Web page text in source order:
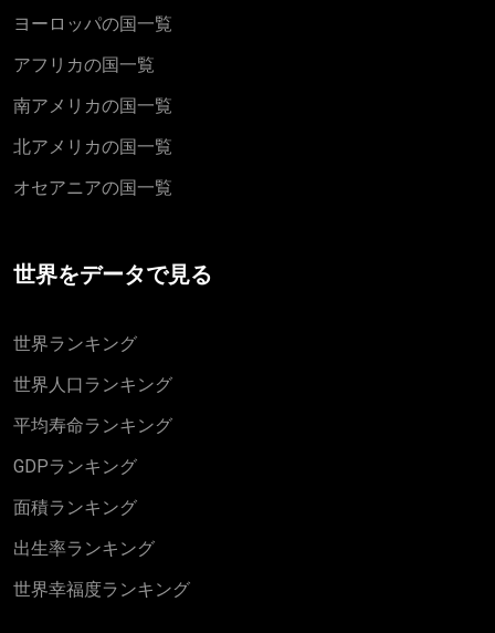
ヨーロッパの国一覧
アフリカの国一覧
南アメリカの国一覧
北アメリカの国一覧
オセアニアの国一覧
世界をデータで見る
世界ランキング
世界人口ランキング
平均寿命ランキング
GDPランキング
面積ランキング
出生率ランキング
世界幸福度ランキング